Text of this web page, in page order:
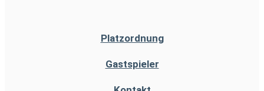
Platzordnung
Gastspieler